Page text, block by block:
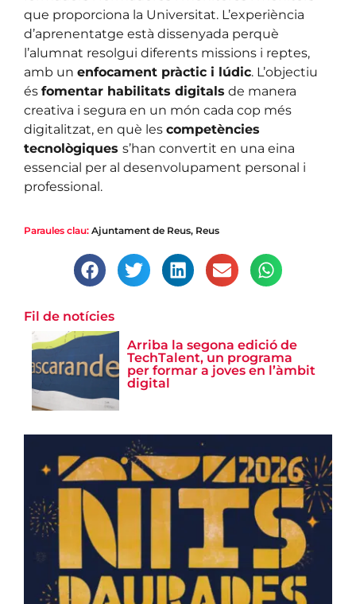
que proporciona la Universitat. L’experiència
d’aprenentatge està dissenyada perquè
l’alumnat resolgui diferents missions i reptes,
amb un enfocament pràctic i lúdic. L’objectiu
és fomentar habilitats digitals de manera
creativa i segura en un món cada cop més
digitalitzat, en què les competències
tecnològiques s’han convertit en una eina
essencial per al desenvolupament personal i
professional.
Paraules clau: Ajuntament de Reus, Reus
Fil de notícies
Arriba la segona edició de
TechTalent, un programa
per formar a joves en l’àmbit
digital